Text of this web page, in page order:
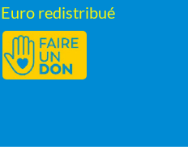
redistribué